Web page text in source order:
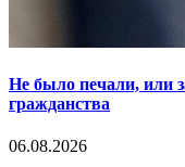
Не было печали, или
гражданства
06.08.2026